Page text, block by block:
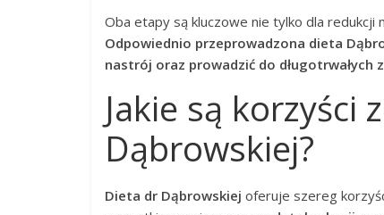
Oba etapy są kluczowe nie tylko dla redukcji
Odpowiednio przeprowadzona dieta
nastrój oraz prowadzić do długotrwałych
Jakie są
Dąbrowskiej?
Dieta dr Dąbrowskiej oferuje szereg